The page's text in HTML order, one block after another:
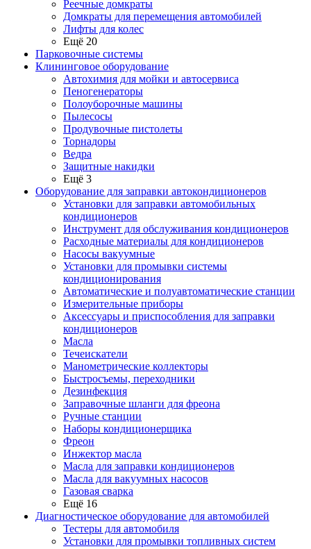
Реечные домкраты
Домкраты для перемещения автомобилей
Лифты для колес
Ещё 20
Парковочные системы
Клининговое оборудование
Автохимия для мойки и автосервиса
Пеногенераторы
Полоуборочные машины
Пылесосы
Продувочные пистолеты
Торнадоры
Ведра
Защитные накидки
Ещё 3
Оборудование для заправки автокондиционеров
Установки для заправки автомобильных
кондиционеров
Инструмент для обслуживания кондиционеров
Расходные материалы для кондиционеров
Насосы вакуумные
Установки для промывки системы
кондиционирования
Автоматические и полуавтоматические станции
Измерительные приборы
Аксессуары и приспособления для заправки
кондиционеров
Масла
Течеискатели
Манометрические коллекторы
Быстросъемы, переходники
Дезинфекция
Заправочные шланги для фреона
Ручные станции
Наборы кондиционерщика
Фреон
Инжектор масла
Масла для заправки кондиционеров
Масла для вакуумных насосов
Газовая сварка
Ещё 16
Диагностическое оборудование для автомобилей
Тестеры для автомобиля
Установки для промывки топливных систем